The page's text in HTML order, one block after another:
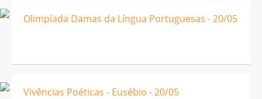
Olimpíada Damas da Língua Portuguesas - 20/05
Vivências Poéticas - Eusébio - 20/05